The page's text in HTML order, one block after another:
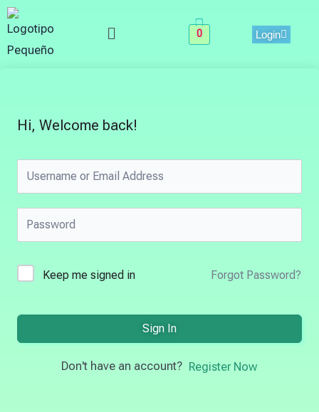
Skip
to
content
Menu 0 Login
Hi, Welcome back!
Keep me signed in Forgot Password?
Sign In
Don't have an account? Register Now